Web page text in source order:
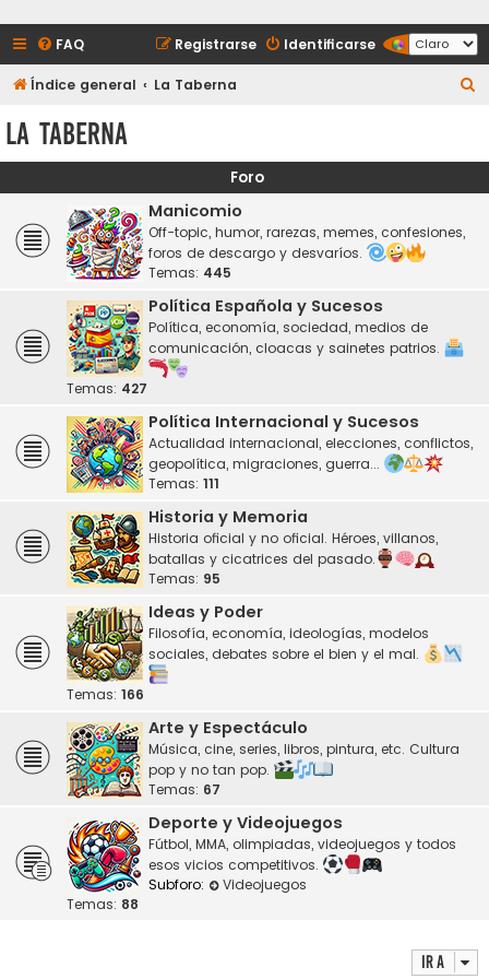
FAQ Identificarse
Registrarse
Índice general La Taberna
a
La Taberna
Foro
Manicomio
Off-topic, humor, rarezas, memes, confesiones,
foros de descargo y desvaríos.
Temas: 445
Política Española y Sucesos
Política, economía, sociedad, medios de
comunicación, cloacas y sainetes patrios.
Temas: 427
Política Internacional y Sucesos
Actualidad internacional, elecciones, conflictos,
geopolítica, migraciones, guerra...
Temas: 111
Historia y Memoria
Historia oficial y no oficial. Héroes, villanos,
batallas y cicatrices del pasado.
Temas: 95
Ideas y Poder
Filosofía, economía, ideologías, modelos
sociales, debates sobre el bien y el mal.
Temas: 166
Arte y Espectáculo
Música, cine, series, libros, pintura, etc. Cultura
pop y no tan pop.
Temas: 67
Deporte y Videojuegos
Fútbol, MMA, olimpiadas, videojuegos y todos
esos vicios competitivos.
Subforo:
Videojuegos
Temas: 88
Ir a